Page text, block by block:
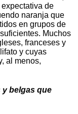
de
naranja que
en grupos de
Muchos
franceses y
y cuyas
al menos,
y belgas que